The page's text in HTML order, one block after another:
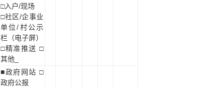
□入户/现场
□社区/企事业
单位/村公示
栏（电子屏）
□精准推送 □
其他_
■政府网站 □
政府公报